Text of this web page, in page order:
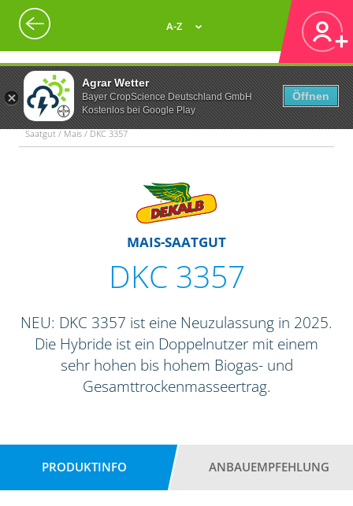
Agrar Wetter
Bayer CropScience Deutschland GmbH
Kostenlos bei Google Play
Öffnen
A-Z
Saatgut / Mais / DKC 3357
MAIS-SAATGUT
DKC 3357
NEU: DKC 3357 ist eine Neuzulassung in 2025.
Die Hybride ist ein Doppelnutzer mit einem
sehr hohen bis hohem Biogas- und
Gesamttrockenmasseertrag.
PRODUKTINFO ANBAUEMPFEHLUNG